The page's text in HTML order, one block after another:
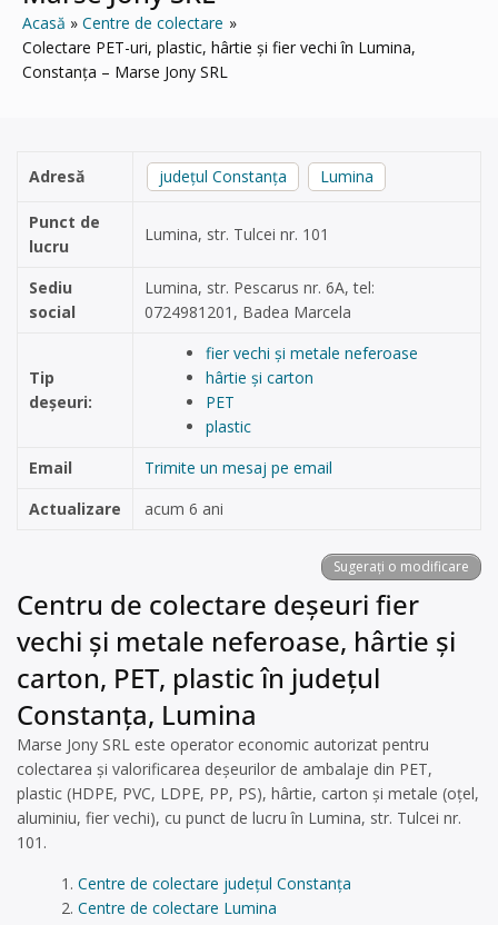
Acasă
Centre de colectare
Colectare PET-uri, plastic, hârtie și fier vechi în Lumina,
Constanța – Marse Jony SRL
Adresă județul Constanța Lumina
Punct de
lucru
Lumina, str. Tulcei nr. 101
Sediu
social
Lumina, str. Pescarus nr. 6A, tel:
0724981201, Badea Marcela
Tip
deșeuri:
fier vechi și metale neferoase
hârtie și carton
PET
plastic
Email
Trimite un mesaj pe email
Actualizare
acum 6 ani
Sugerați o modificare
Centru de colectare deșeuri fier
vechi și metale neferoase, hârtie și
carton, PET, plastic în județul
Constanța, Lumina
Marse Jony SRL este operator economic autorizat pentru
colectarea și valorificarea deșeurilor de ambalaje din PET,
plastic (HDPE, PVC, LDPE, PP, PS), hârtie, carton și metale (oțel,
aluminiu, fier vechi), cu punct de lucru în Lumina, str. Tulcei nr.
101.
Centre de colectare județul Constanța
Centre de colectare Lumina